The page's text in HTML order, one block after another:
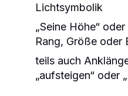
Lichtsymbolik
„Seine Höhe“
Rang, Größe oder
teils auch
„aufsteigen“ oder